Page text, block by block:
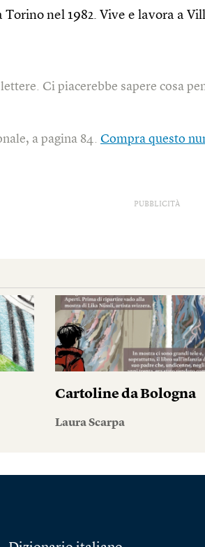
nel 1982. Vive e lavora a
Ci piacerebbe sapere cosa
a pagina 84. Compra questo
PUBBLICITÀ
Cartoline da Bologna
Laura Scarpa